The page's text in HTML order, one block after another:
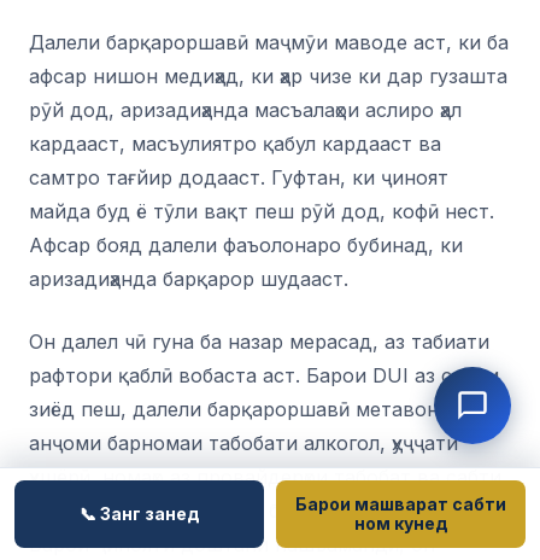
Далели барқароршавӣ маҷмӯи маводе аст, ки ба
афсар нишон медиҳад, ки ҳар чизе ки дар гузашта
рӯй дод, аризадиҳанда масъалаҳои аслиро ҳал
кардааст, масъулиятро қабул кардааст ва
самтро тағйир додааст. Гуфтан, ки ҷиноят
майда буд ё тӯли вақт пеш рӯй дод, кофӣ нест.
Афсар бояд далели фаъолонаро бубинад, ки
аризадиҳанда барқарор шудааст.
Он далел чӣ гуна ба назар мерасад, аз табиати
рафтори қаблӣ вобаста аст. Барои DUI аз солҳои
зиёд пеш, далели барқароршавӣ метавонад
анҷоми барномаи табобати алкогол, ҳуҷҷати
ҳушёрӣ, номаҳо аз провайдерҳои табобат ва сабти
тозаи ҳаракат дар солҳои баъдиро дар бар гирад.
Барои ҷинояти доштани нашъамандӣ, он
📞 Занг занед
Барои машварат сабти
ном кунед